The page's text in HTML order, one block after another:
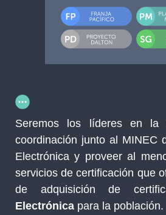
Seremos los líderes en la
coordinación junto al MINEC
Electrónica y proveer al
servicios de certificación que
de adquisición de
Electrónica para la población.